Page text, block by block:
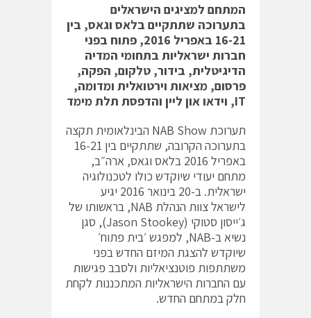
המתחם למציגים הישראלים
בתערוכה שתתקיים בלאס וגאס, בין
16-21 באפריל 2016, פתוח בפני
חברות ישראליות בתחומי המדיה
הדיגיטלית, בידור, טלקום, הפקה,
פרסום, מציאות וירטואלית ומדומה,
IT, וידאו און ליין והדפסת תלת מימד
תערוכת
NAB Show הבינלאומית תקצה
בתערוכה הקרובה, שתתקיים בין 16-21
באפריל 2016 בלאס וגאס, ארה״ב,
מתחם יעודי שיוקדש כולו לטכנולוגיה
ישראלית. ב-20 בינואר 2016 יגיע
לישראל צוות הנהלת NAB, בראשותו של
ג׳ייסון סטוקי (Jason Stookey), סגן
נשיא ב-NAB, למפגש ׳בית פתוח׳
שיוקדש להצגת המיזם החדש בפני
משתתפות פוטנציאליות ולסבב פגישות
עם החברות הישראליות המתכננות לקחת
חלק במתחם החדש.